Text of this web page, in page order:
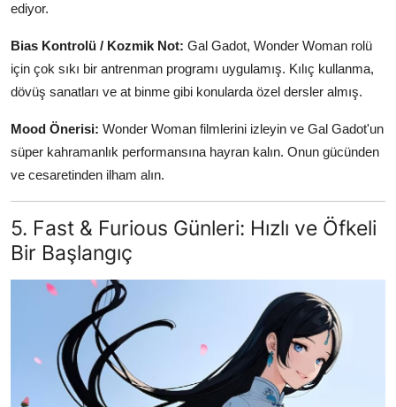
ediyor.
Bias Kontrolü / Kozmik Not: Gal Gadot, Wonder Woman rolü
için çok sıkı bir antrenman programı uygulamış. Kılıç kullanma,
dövüş sanatları ve at binme gibi konularda özel dersler almış.
Mood Önerisi: Wonder Woman filmlerini izleyin ve Gal Gadot'un
süper kahramanlık performansına hayran kalın. Onun gücünden
ve cesaretinden ilham alın.
5. Fast & Furious Günleri: Hızlı ve Öfkeli
Bir Başlangıç